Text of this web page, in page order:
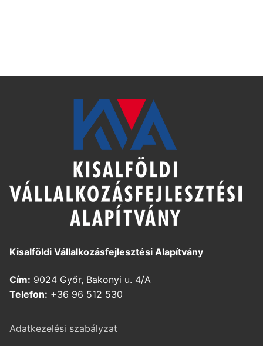
Kisalföldi Vállalkozásfejlesztési Alapítvány
Cím: 9024 Győr, Bakonyi u. 4/A
Telefon: +36 96 512 530
Adatkezelési szabályzat